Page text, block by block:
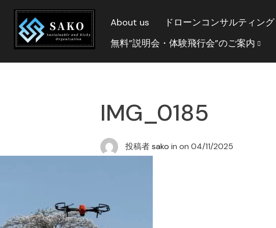
About us ドローンコンサルティング
無料”説明会・体験飛行会”のご案内
IMG_0185
投稿者sako in on 04/11/2025